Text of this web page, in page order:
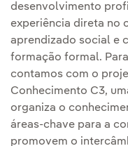
desenvolvimento
experiência direta no
aprendizado social e
formação formal.
contamos com o
Conhecimento C3,
organiza o
áreas-chave para a
promovem o